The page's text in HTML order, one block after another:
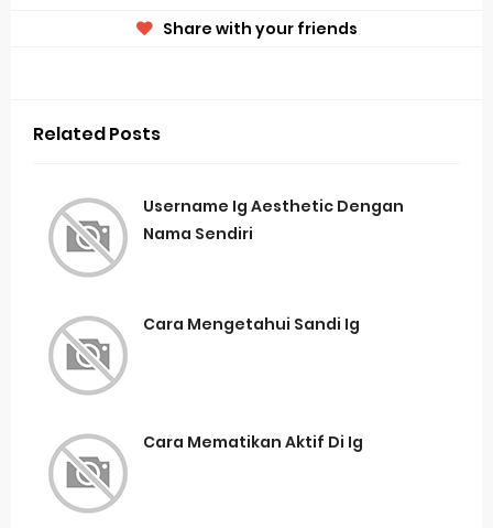
Share with your friends
Related Posts
Username Ig Aesthetic Dengan
Nama Sendiri
Cara Mengetahui Sandi Ig
Cara Mematikan Aktif Di Ig